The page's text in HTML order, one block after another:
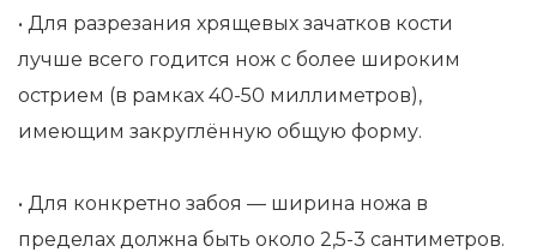
• Для разрезания хрящевых зачатков кости
лучше всего годится нож с более широким
острием (в рамках 40-50 миллиметров),
имеющим закруглённую общую форму.
• Для конкретно забоя — ширина ножа в
пределах должна быть около 2,5-3 сантиметров.